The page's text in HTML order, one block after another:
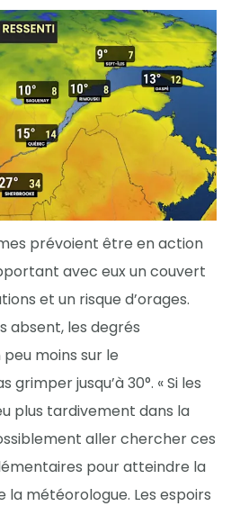
prévoient être en action
avec eux un couvert
et un risque d’orages.
absent, les degrés
moins sur le
jusqu’à 30°. « Si les
plus tardivement dans la
aller chercher ces
pour atteindre la
la météorologue. Les espoirs